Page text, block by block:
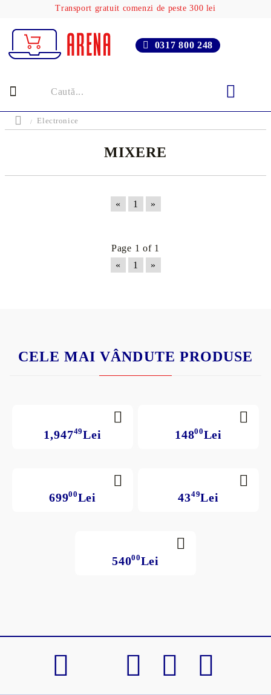
Transport gratuit comenzi de peste 300 lei
0317 800 248
Electronice
MIXERE
« 1 »
Page 1 of 1
«
1 »
CELE MAI VÂNDUTE PRODUSE
1,94749Lei 14800Lei
69900Lei 4349Lei
54000Lei